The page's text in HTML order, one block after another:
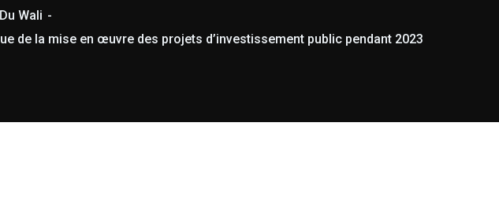
Wali
de la mise en œuvre des projets d’investissement public pendant 2023